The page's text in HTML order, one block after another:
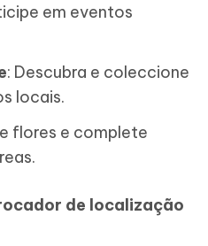
em eventos
: Descubra e coleccione
locais.
flores e complete
de localização